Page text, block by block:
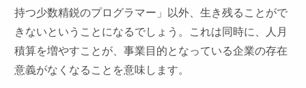
持つ少数精鋭のプログラマー」以外、生き残ることがで
きないということになるでしょう。これは同時に、人月
積算を増やすことが、事業目的となっている企業の存在
意義がなくなることを意味します。